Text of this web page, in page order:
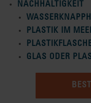
NACHHALTIGKEIT
PLASTIK IM
GLAS ODER